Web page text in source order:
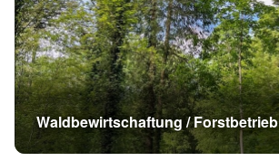
Waldbewirtschaftung / Forstbetrieb